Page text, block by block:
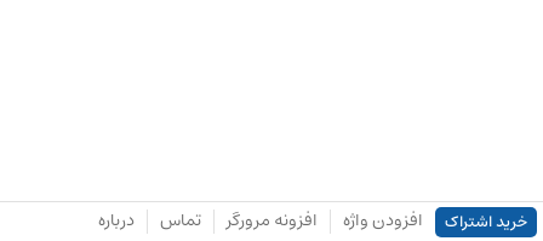
خرید اشتراک افزودن واژه افزونه مرورگر تماس درباره